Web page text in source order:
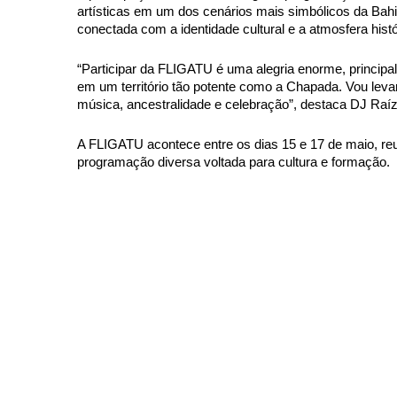
artísticas em um dos cenários mais simbólicos da
conectada com a identidade cultural e a atmosfera
“Participar da FLIGATU é uma alegria enorme,
em um território tão potente como a Chapada. Vou
música, ancestralidade e celebração”, destaca DJ
A FLIGATU acontece entre os dias 15 e 17 de maio,
programação diversa voltada para cultura e formação.